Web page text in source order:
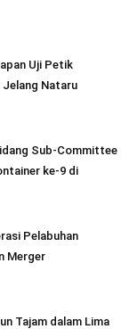
Uji Petik
Jelang Nataru
Sub-Committee
ke-9 di
Pelabuhan
Merger
Tajam dalam Lima